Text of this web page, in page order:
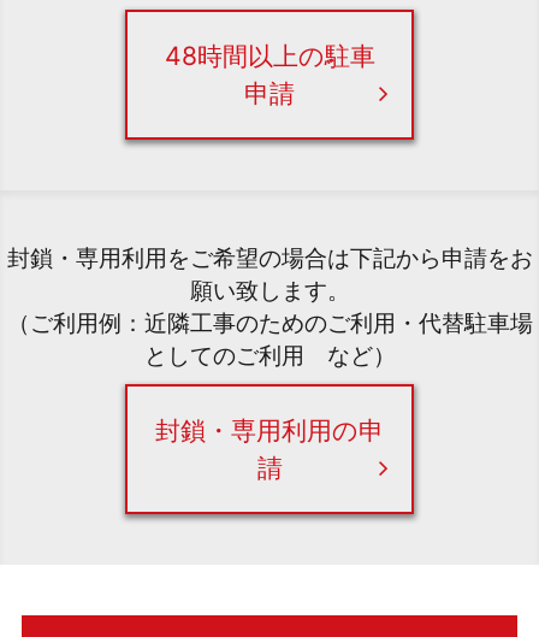
48時間以上の駐車
申請
封鎖・専用利用をご希望の場合は下記から申請をお
願い致します。
（ご利用例：近隣工事のためのご利用・代替駐車場
としてのご利用 など）
封鎖・専用利用の申
請